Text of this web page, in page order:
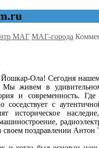
МАГ МАГ-города
Ола! Сегодня
живем в
и современность.
соседствует с
историческое
поздравлении Антон